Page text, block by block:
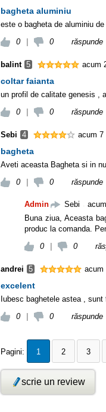
bagheta aluminiu
este o bagheta de aluminiu
0
0 răspunde
balint 5 acum
coltar faianta
un profil de calitate genesis ,
0
0 răspunde
Sebi 4 acum 7
bagheta
Aveti aceasta Bagheta si in
0
0 răspunde
Admin Sebi .
Buna ziua, Aceasta
produc la comanda.
0
0
andrei 5 acum
excelent
Iubesc baghetele astea , sunt
0
0 răspunde
Pagini: 1 2 3
scrie un review